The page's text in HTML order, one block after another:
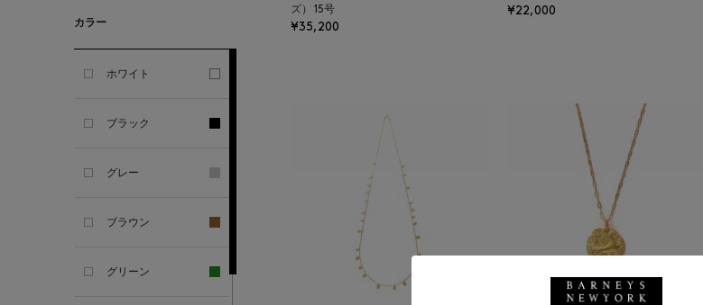
カラー
ホワイト
ブラック
グレー
ブラウン
グリーン
ズ） 15号
¥35,200
¥22,000